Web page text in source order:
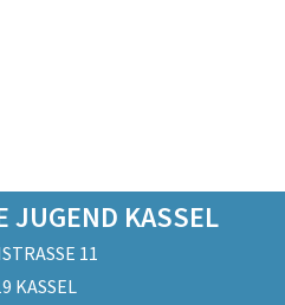
JUGEND KASSEL
11
KASSEL